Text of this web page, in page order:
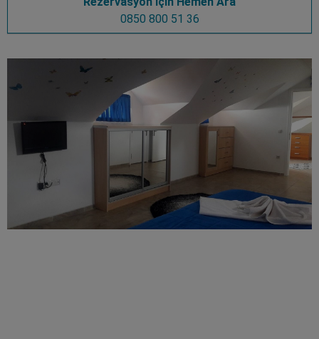
0850 800 51 36